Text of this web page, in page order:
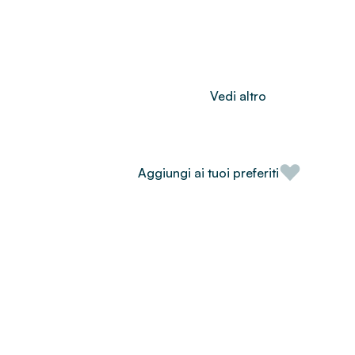
Vedi altro
Aggiungi ai tuoi preferiti